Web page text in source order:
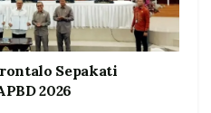
Sepakati
2026